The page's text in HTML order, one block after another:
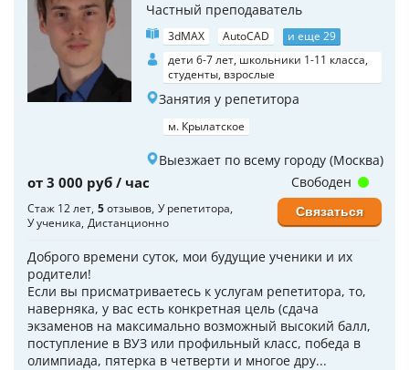
Частный преподаватель
3dMAX AutoCAD
и еще 29
дети 6-7 лет, школьники 1-11 класса,
студенты, взрослые
Занятия у репетитора
м. Крылатское
Выезжает по всему городу (Москва)
от 3 000 руб / час
Стаж 12 лет 5отзывов У репетитора
У ученика Дистанционно
Доброго времени суток, мои будущие ученики и их
родители!
Если вы присматриваетесь к услугам репетитора, то,
наверняка, у вас есть конкретная цель (сдача
экзаменов на максимально возможный высокий балл,
поступление в ВУЗ или профильный класс, победа в
олимпиада, пятерка в четверти и многое дру...
Свободен
Связаться